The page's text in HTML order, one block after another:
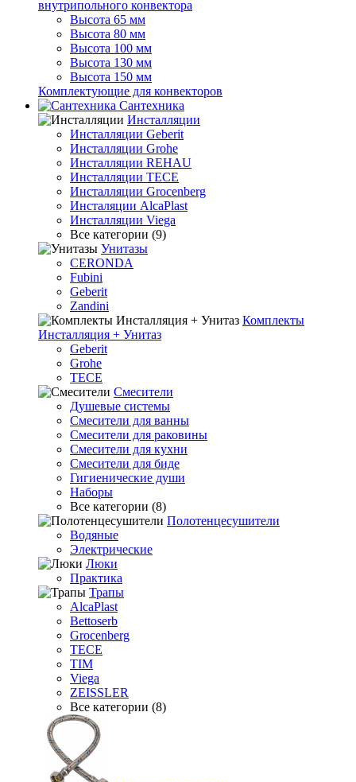
внутрипольного конвектора
Высота 65 мм
Высота 80 мм
Высота 100 мм
Высота 130 мм
Высота 150 мм
Комплектующие для конвекторов
Сантехника
Инсталляции
Инсталляции Geberit
Инсталляции Grohe
Инсталляции REHAU
Инсталляции TECE
Инсталляции Grocenberg
Инсталяции AlcaPlast
Инсталляции Viega
Все категории (9)
Унитазы
CERONDA
Fubini
Geberit
Zandini
Комплекты
Инсталляция + Унитаз
Geberit
Grohe
TECE
Смесители
Душевые системы
Смесители для ванны
Смесители для раковины
Смесители для кухни
Смесители для биде
Гигиенические души
Наборы
Все категории (8)
Полотенцесушители
Водяные
Электрические
Люки
Практика
Трапы
AlcaPlast
Bettoserb
Grocenberg
TECE
TIM
Viega
ZEISSLER
Все категории (8)